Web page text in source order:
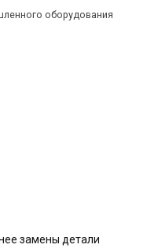
оборудования
замены детали